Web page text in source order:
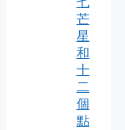
芒
星
和
十
二
個
點